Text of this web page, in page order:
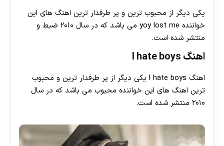
یکی دیگر از محبوب ترین و پر طرفدار ترین اهنگ های این
خواننده yoy lost me می باشد که در سال ۲۰۱۰ ضبط و
منتشر شده است.
اهنگ l hate boys
اهنگ l hate boys یکی دیگر از پر طرفدار ترین و محبوب
ترین اهنگ های این خواننده محبوب می باشد که در سال
۲۰۱۰ منتشر شده است.